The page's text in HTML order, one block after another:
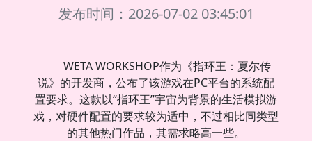
发布时间：2026-07-02 03:45:01
WETA WORKSHOP作为《指环王：夏尔传
说》的开发商，公布了该游戏在PC平台的系统配
置要求。这款以“指环王”宇宙为背景的生活模拟游
戏，对硬件配置的要求较为适中，不过相比同类型
的其他热门作品，其需求略高一些。